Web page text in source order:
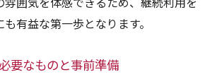
雰囲気を体感できるため、継続利用を
有益な第一歩となります。
要なものと事前準備